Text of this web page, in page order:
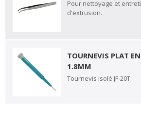
Pour nettoyage et
d'extrusion.
TOURNEVIS PLAT
1.8MM
Tournevis isolé JF-20T